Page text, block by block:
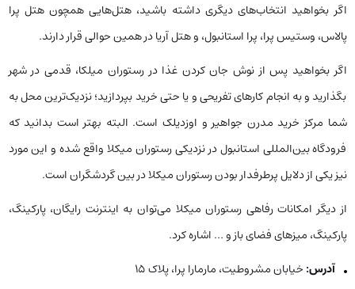
اگر بخواهید انتخاب‌های دیگری داشته باشید، هتل‌هایی همچون هتل پرا
پالاس، وستیس پرا، پرا استانبول، و هتل آریا در همین حوالی قرار دارند.
اگر بخواهید پس از نوش جان کردن غذا در رستوران میلکا، قدمی در شهر
بگذارید و به انجام کارهای تفریحی و یا حتی خرید بپردازید؛ نزدیک‌ترین محل به
شما مرکز خرید مدرن جواهیر و اوزدیلک است. البته بهتر است بدانید که
فرودگاه بین‌المللی استانبول در نزدیکی رستوران میکلا واقع شده و این مورد
نیز یکی از دلایل پرطرفدار بودن رستوران میکلا در بین گردشگران است.
از دیگر امکانات رفاهی رستوران میکلا می‌توان به اینترنت رایگان، پارکینگ،
پارکینگ، میزهای فضای باز و … اشاره کرد.
آدرس: خیابان مشروطیت، مارمارا پرا، پلاک ۱۵